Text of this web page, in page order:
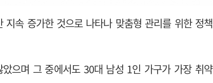
속 증가한 것으로 나타나 맞춤형 관리를 위한 정책
으며 그 중에서도 30대 남성 1인 가구가 가장 취약